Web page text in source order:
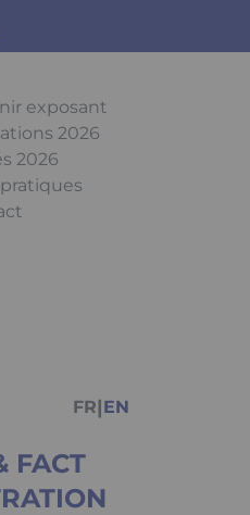
exposant
2026
2026
FR|EN
FACT